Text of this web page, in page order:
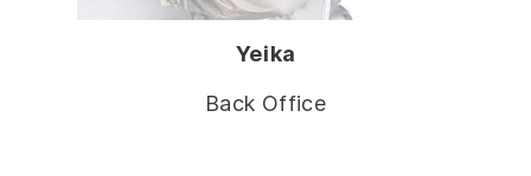
Yeika
Back Office